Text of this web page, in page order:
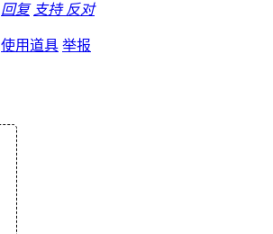
回复 支持 反对
使用道具 举报